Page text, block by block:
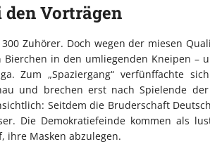
Vorträgen
Zuhörer. Doch wegen der miesen
in den umliegenden Kneipen –
Zum „Spaziergang“ verfünffachte
und brechen erst nach Spielende
Seitdem die Bruderschaft
Die Demokratiefeinde kommen als
ihre Masken abzulegen.